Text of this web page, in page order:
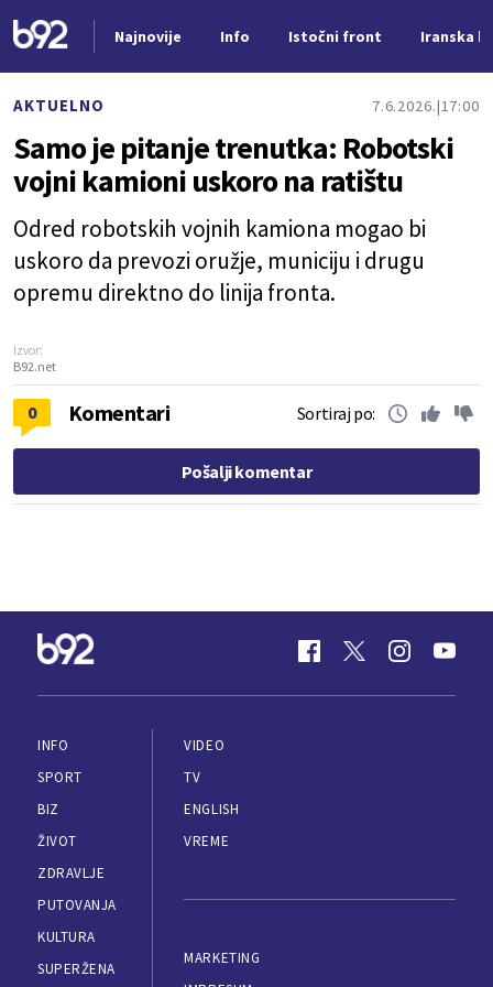
Najnovije Info Istočni front Iranska
AKTUELNO 7.6.2026. 17:00
Samo je pitanje trenutka: Robotski
vojni kamioni uskoro na ratištu
Odred robotskih vojnih kamiona mogao bi
uskoro da prevozi oružje, municiju i drugu
opremu direktno do linija fronta.
Izvor:
B92.net
0 Komentari Sortiraj po:
Pošalji komentar
INFO
SPORT
BIZ
ŽIVOT
ZDRAVLJE
PUTOVANJA
KULTURA
SUPERŽENA
VIDEO
TV
ENGLISH
VREME
MARKETING